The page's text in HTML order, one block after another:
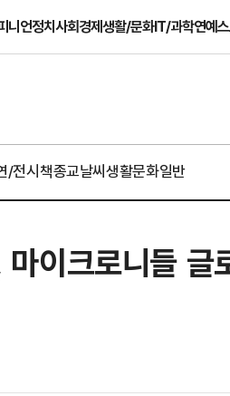
니언정치사회경제생활/문화IT/과학연예
/전시책종교날씨생활문화일반
이크로니들 글